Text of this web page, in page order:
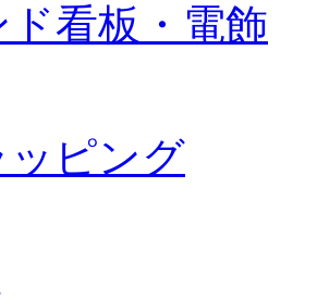
ド看板・電飾
ッピング